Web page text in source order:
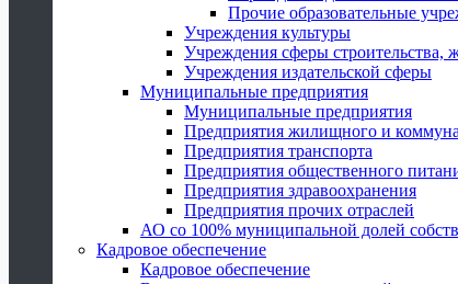
Прочие образовательные
Учреждения культуры
Учреждения сферы строительства,
Учреждения издательской сферы
Муниципальные предприятия
Муниципальные предприятия
Предприятия жилищного и
Предприятия транспорта
Предприятия общественного
Предприятия здравоохранения
Предприятия прочих отраслей
АО со 100% муниципальной долей
Кадровое обеспечение
Кадровое обеспечение